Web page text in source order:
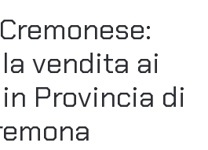
vendita ai
Provincia di